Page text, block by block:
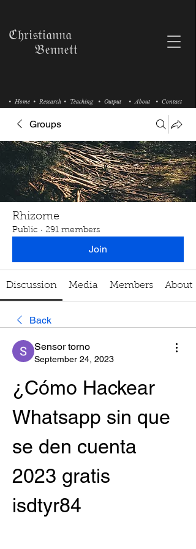
• Research • Teaching
• Home • Output • About • Contact
ℭ𝔥𝔯𝔦𝔰𝔱𝔦𝔞𝔫𝔫𝔞
𝔅𝔢𝔫𝔫𝔢𝔱𝔱
Groups
Rhizome
Public · 291 members
Join
Discussion Media Members About
Back
Sensor torno
September 24, 2023
¿Cómo Hackear
Whatsapp sin que
se den cuenta
2023 gratis
isdtyr84